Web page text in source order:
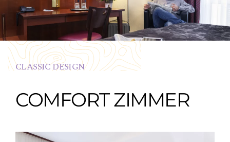
CLASSIC DESIGN
COMFORT ZIMMER